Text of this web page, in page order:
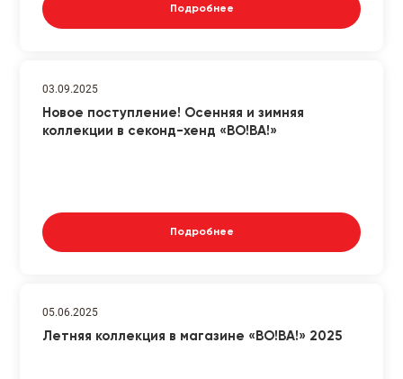
Подробнее
03.09.2025
Новое поступление! Осенняя и зимняя
коллекции в секонд-хенд «ВО!ВА!»
Подробнее
05.06.2025
Летняя коллекция в магазине «ВО!ВА!» 2025